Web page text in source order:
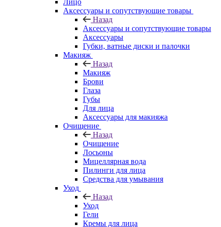
Лицо
Аксессуары и сопутствующие товары
Назад
Аксессуары и сопутствующие товары
Аксессуары
Губки, ватные диски и палочки
Макияж
Назад
Макияж
Брови
Глаза
Губы
Для лица
Аксессуары для макияжа
Очищение
Назад
Очищение
Лосьоны
Мицеллярная вода
Пилинги для лица
Средства для умывания
Уход
Назад
Уход
Гели
Кремы для лица